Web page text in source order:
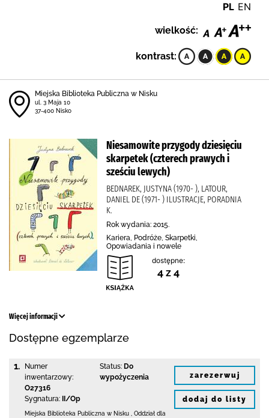
PL EN
wielkość:
kontrast:
Miejska Biblioteka Publiczna w Nisku
ul. 3 Maja 10
37-400 Nisko
Niesamowite przygody dziesięciu
skarpetek (czterech prawych i
sześciu lewych)
BEDNAREK, JUSTYNA (1970- ), LATOUR,
DANIEL DE (1971- ) ILUSTRACJE, PORADNIA
K.
Rok wydania: 2015.
Kariera, Podróże, Skarpetki,
Opowiadania i nowele
dostępne:
4 z 4
Więcej informacji
Dostępne egzemplarze
1.
Numer
inwentarzowy:
O27316
Sygnatura:
II/Op
Status: Do
wypożyczenia
Miejska Biblioteka Publiczna w Nisku
Oddział dla
zarezerwuj
dodaj do listy